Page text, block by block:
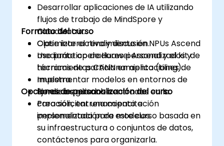
Desarrollar aplicaciones de IA utilizando
flujos de trabajo de MindSpore y
CloudMatrix.
Optimizar el rendimiento en NPUs Ascend
mediante operadores personalizados y
técnicas de particionamiento (tiling).
Implementar modelos en entornos de
borde o en la nube.
Formato del curso
Clase interactiva y discusión.
Uso práctico de Huawei Ascend y el kit de
herramientas CANN en aplicaciones de
muestra.
Ejercicios guiados centrados en la
creación, entrenamiento e
implementación de modelos.
Opciones de personalización del curso
Para solicitar una capacitación
personalizada para este curso basada en
su infraestructura o conjuntos de datos,
contáctenos para organizarla.